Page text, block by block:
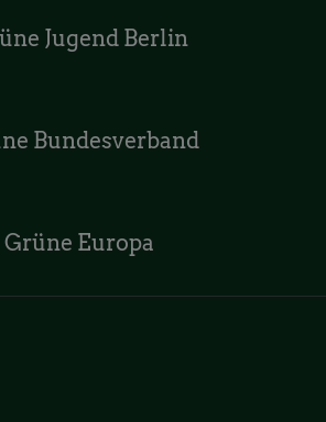
Jugend Berlin
Bundesverband
Grüne Europa